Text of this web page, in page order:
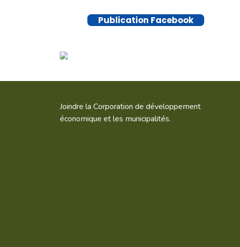
Publication Facebook
Joindre la Corporation de développement
économique et les municipalités.